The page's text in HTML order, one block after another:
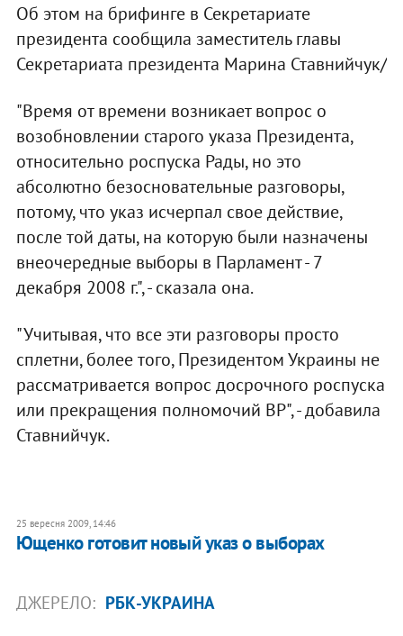
Об этом на брифинге в Секретариате
президента сообщила заместитель главы
Секретариата президента Марина Ставнийчук/
"Время от времени возникает вопрос о
возобновлении старого указа Президента,
относительно роспуска Рады, но это
абсолютно безосновательные разговоры,
потому, что указ исчерпал свое действие,
после той даты, на которую были назначены
внеочередные выборы в Парламент - 7
декабря 2008 г.", - сказала она.
"Учитывая, что все эти разговоры просто
сплетни, более того, Президентом Украины не
рассматривается вопрос досрочного роспуска
или прекращения полномочий ВР", - добавила
Ставнийчук.
25 вересня 2009, 14:46
Ющенко готовит новый указ о выборах
ДЖЕРЕЛО: РБК-УКРАИНА